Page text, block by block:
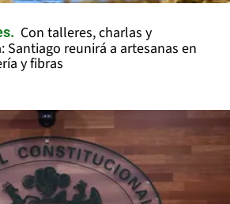
Con talleres, charlas y
Santiago reunirá a artesanas en
y fibras